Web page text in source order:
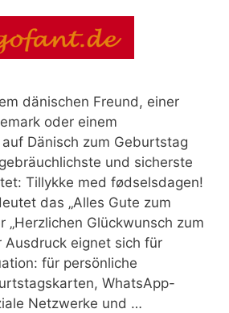
dänischen Freund, einer
oder einem
Dänisch zum Geburtstag
und sicherste
Tillykke med fødselsdagen!
das „Alles Gute zum
„Herzlichen Glückwunsch zum
Ausdruck eignet sich für
für persönliche
WhatsApp-
Netzwerke und …